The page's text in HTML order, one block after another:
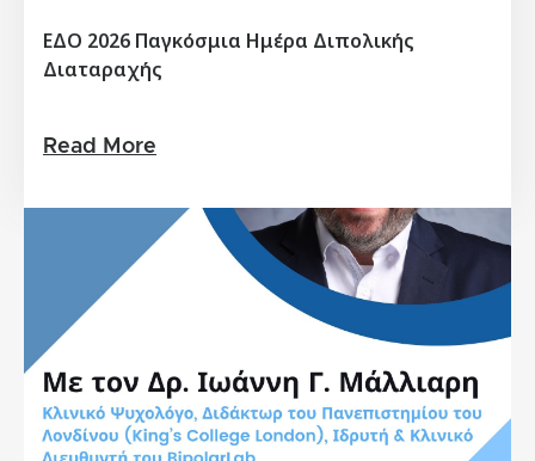
ΕΔΟ 2026 Παγκόσμια Ημέρα Διπολικής
Διαταραχής
Read More